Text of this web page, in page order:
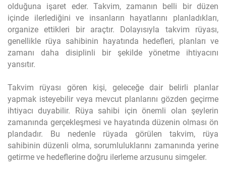
olduğuna işaret eder. Takvim, zamanın belli bir düzen
içinde ilerlediğini ve insanların hayatlarını planladıkları,
organize ettikleri bir araçtır. Dolayısıyla takvim rüyası,
genellikle rüya sahibinin hayatında hedefleri, planları ve
zamanı daha disiplinli bir şekilde yönetme ihtiyacını
yansıtır.
Takvim rüyası gören kişi, geleceğe dair belirli planlar
yapmak isteyebilir veya mevcut planlarını gözden geçirme
ihtiyacı duyabilir. Rüya sahibi için önemli olan şeylerin
zamanında gerçekleşmesi ve hayatında düzenin olması ön
plandadır. Bu nedenle rüyada görülen takvim, rüya
sahibinin düzenli olma, sorumluluklarını zamanında yerine
getirme ve hedeflerine doğru ilerleme arzusunu simgeler.